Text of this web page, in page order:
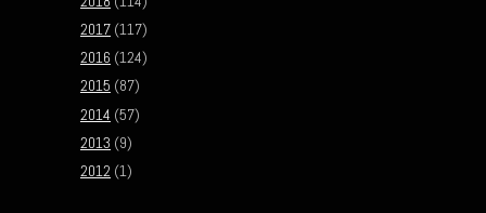
2017 (117)
2016 (124)
2015 (87)
2014 (57)
2013 (9)
2012 (1)